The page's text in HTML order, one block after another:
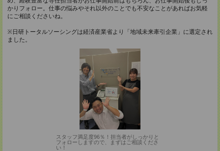
かりフォロー。仕事の悩みやそれ以外のことでも不安なことがあればお気軽
にご相談くださいね。
※日研トータルソーシングは経済産業省より「地域未来牽引企業」に選定され
ました。
スタッフ満足度96％！担当者がしっかりと
フォローしますので、まずはご相談くださ
い！